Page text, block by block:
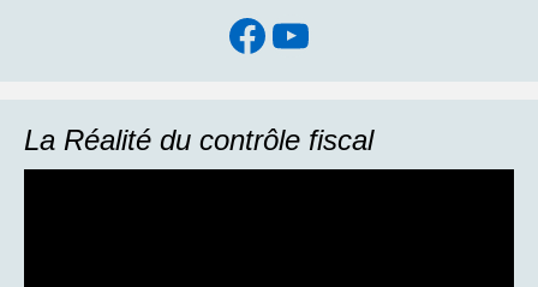
Facebook
YouTube
La Réalité du contrôle fiscal